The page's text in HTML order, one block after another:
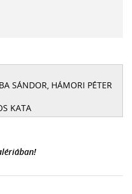
SÁNDOR, HÁMORI PÉTER
KATA